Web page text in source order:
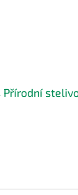
Přírodní